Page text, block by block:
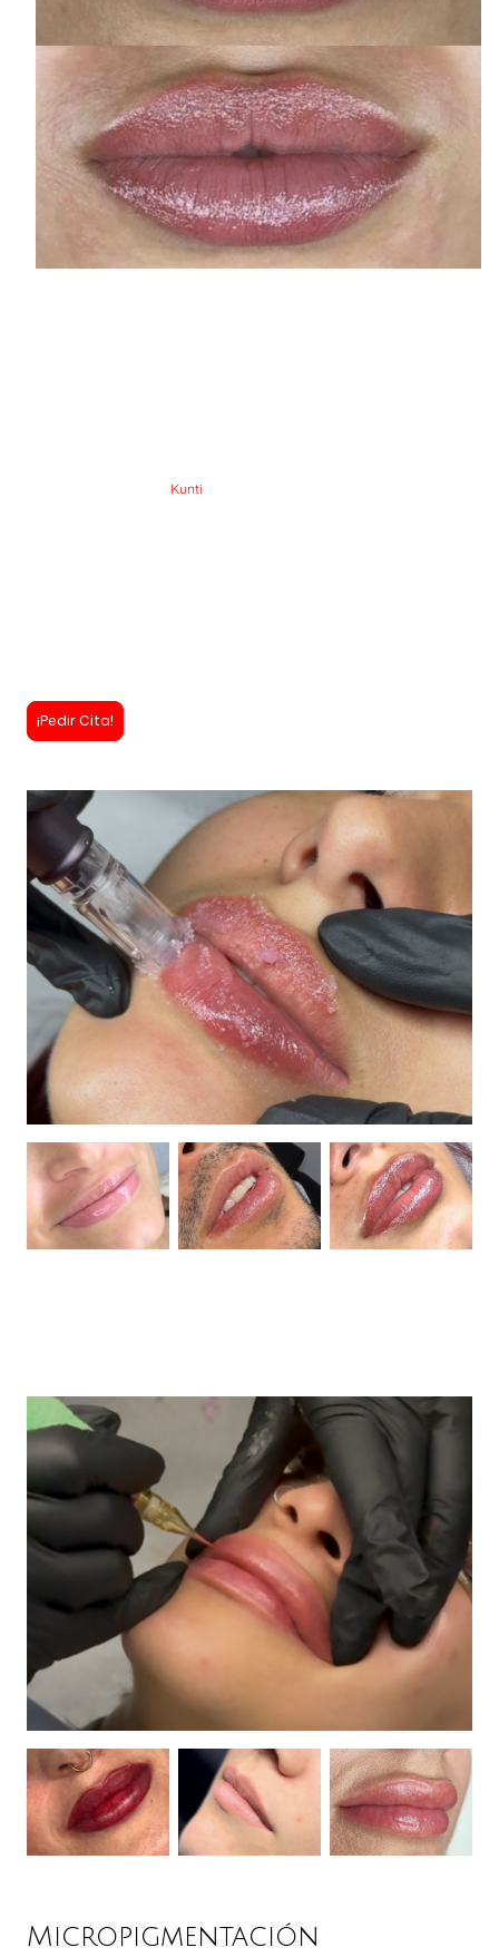
Kunti
¡Pedir Cita!
Micropigmentación